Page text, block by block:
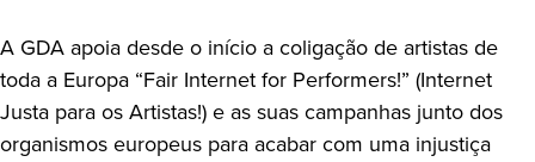
A GDA apoia desde o início a coligação de artistas de
toda a Europa “Fair Internet for Performers!” (Internet
Justa para os Artistas!) e as suas campanhas junto dos
organismos europeus para acabar com uma injustiça